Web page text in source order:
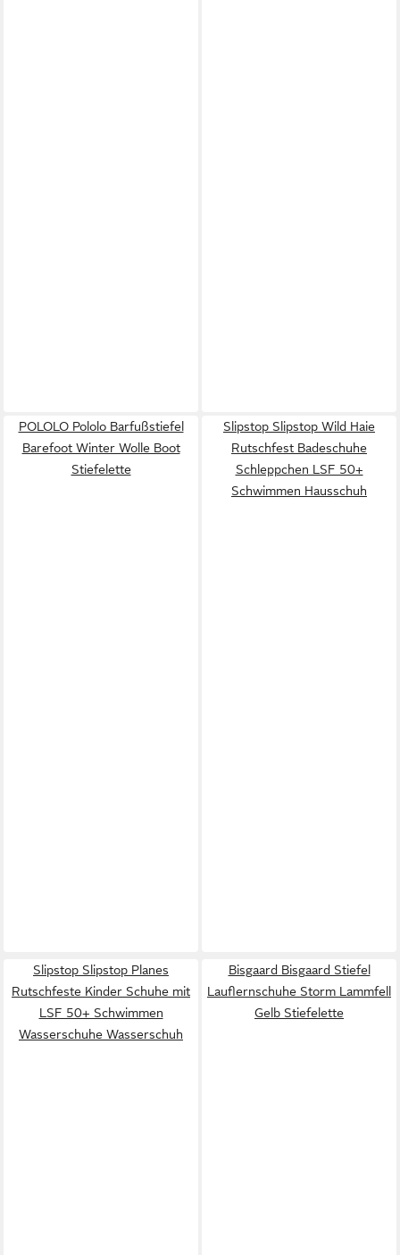
POLOLO Pololo Barfußstiefel
Barefoot Winter Wolle Boot
Stiefelette
Slipstop Slipstop Wild Haie
Rutschfest Badeschuhe
Schleppchen LSF 50+
Schwimmen Hausschuh
Slipstop Slipstop Planes
Rutschfeste Kinder Schuhe mit
LSF 50+ Schwimmen
Wasserschuhe Wasserschuh
Bisgaard Bisgaard Stiefel
Lauflernschuhe Storm Lammfell
Gelb Stiefelette